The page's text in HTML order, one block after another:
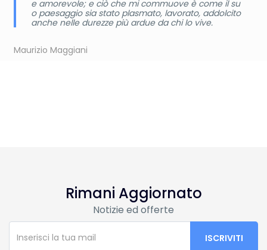
e amorevole; e ciò che mi commuove è come il su
o paesaggio sia stato plasmato, lavorato, addolcito
anche nelle durezze più ardue da chi lo vive.
Maurizio Maggiani
Rimani Aggiornato
Notizie ed offerte